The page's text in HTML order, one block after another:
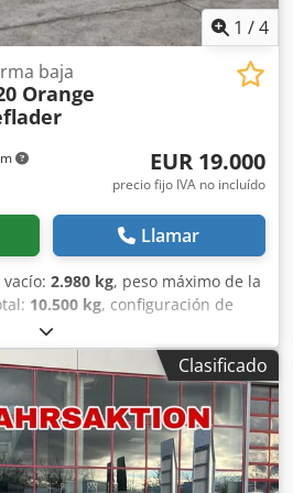
500 €. -- Errores de
reservados. Imágenes de
Más detalles en: !
1 /4
baja
Orange
EUR 19.000
precio fijo IVA no incluído
Llamar
2.980 kg, peso máximo de la
10.500 kg, configuración de
espacio de carga:
carga:2.480 mm, amortiguación:
245 / 70 R 17,5, distancia
otro , tipo de engranaje:otro ,
245 / 70 R 17,5 , tamaño
245 / 70 R 17,5
, cabina del
emisión:ninguno, combustible:
Clasificado